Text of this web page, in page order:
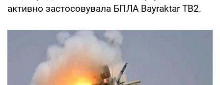
активно застосовувала БПЛА Bayraktar TB2.